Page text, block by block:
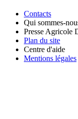
Contacts
Qui sommes-
Presse Agricole
Plan du site
Centre d'aide
Mentions légales